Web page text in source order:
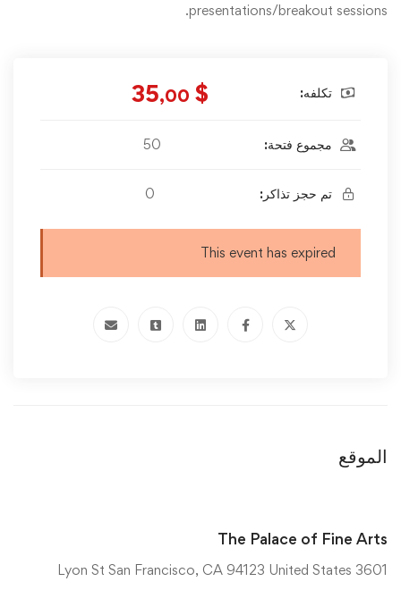
presentations/breakout sessions.
تكلفه: $ 35
,00
مجموع فتحة: 50
تم حجز تذاكر: 0
This event has expired
الموقع
The Palace of Fine Arts
3601 Lyon St San Francisco, CA 94123 United States